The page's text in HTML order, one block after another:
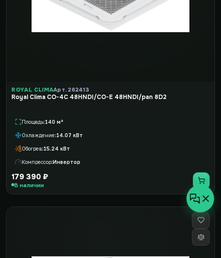
ROYAL CLIMAАрт. 262413
Royal Clima CO-4C 48HNDI/CO-E 48HNDI/pan 8D2
Площадь 140 м²
Охлаждение 14.07 кВт
Обогрев 15.24 кВт
Компрессор Инвертор
179 390 ₽
В наличии